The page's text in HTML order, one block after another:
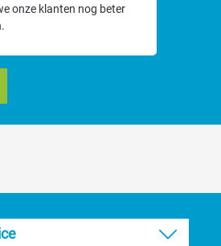
onze klanten nog beter